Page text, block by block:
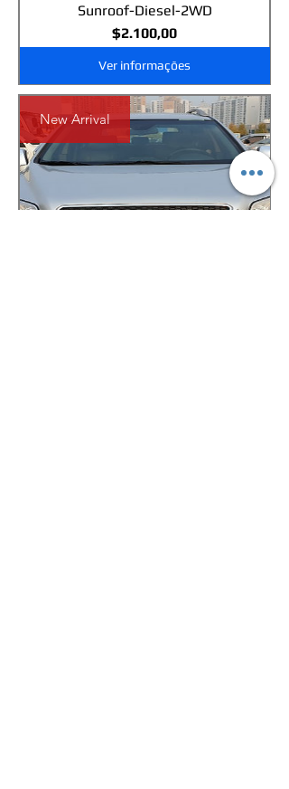
Sunroof-Diesel-2WD
$2.100,00Preço
Ver informações
New Arrival